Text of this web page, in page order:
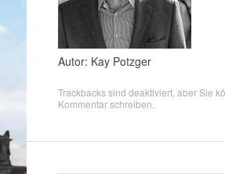
Autor: Kay Potzger
Trackbacks sind deaktiviert, aber Sie
Kommentar schreiben